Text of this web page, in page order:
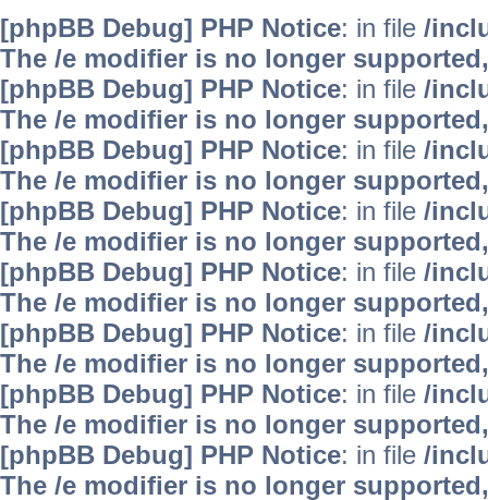
[phpBB Debug] PHP Notice: in file /
The /e modifier is no longer
[phpBB Debug] PHP Notice: in file /
The /e modifier is no longer
[phpBB Debug] PHP Notice: in file /
The /e modifier is no longer
[phpBB Debug] PHP Notice: in file /
The /e modifier is no longer
[phpBB Debug] PHP Notice: in file /
The /e modifier is no longer
[phpBB Debug] PHP Notice: in file /
The /e modifier is no longer
[phpBB Debug] PHP Notice: in file /
The /e modifier is no longer
[phpBB Debug] PHP Notice: in file /
The /e modifier is no longer